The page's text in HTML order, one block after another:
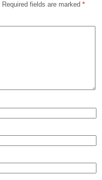
Required fields are marked *